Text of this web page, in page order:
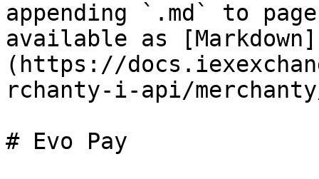
appending `.md` to
available as [Markdown]
(https://
rchanty-i-api/
# Evo Pay